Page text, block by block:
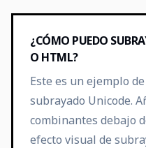
¿CÓMO PUEDO
O HTML?
Este es un ejemplo
subrayado Unicode.
combinantes debajo
efecto visual de